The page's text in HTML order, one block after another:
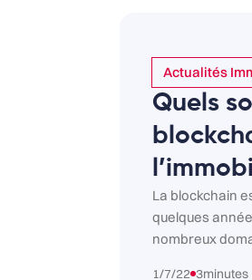
Actualités
Quels
La blockchain
quelques
nombreux
1/7/22 3minutes